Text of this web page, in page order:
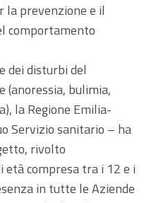
la prevenzione e il
comportamento
dei disturbi del
bulimia,
la Regione Emilia-
Servizio sanitario – ha
rivolto
compresa tra i 12 e i
in tutte le Aziende